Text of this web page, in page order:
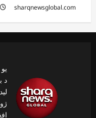
sharqnewsglobal.com
د